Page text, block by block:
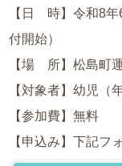
【日 時】令和8年
付開始）
【場 所】松島町
【対象者】幼児（
【参加費】無料
【申込み】下記フ